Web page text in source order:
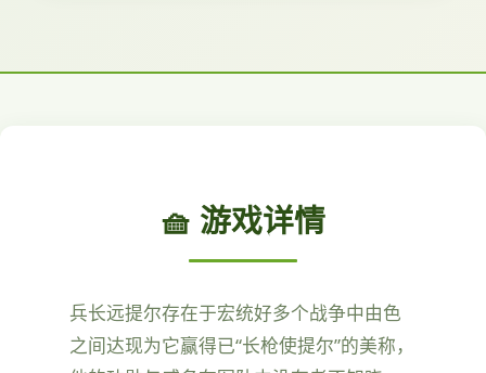
🧺 游戏详情
兵长远提尔存在于宏统好多个战争中由色
之间达现为它赢得已“长枪使提尔”的美称，